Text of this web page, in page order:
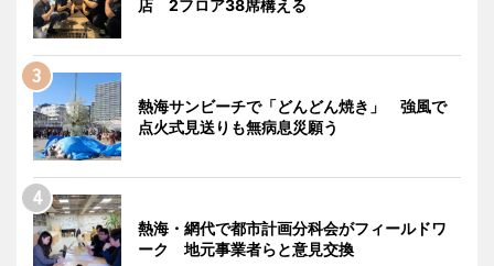
店 2フロア38席構える
熱海サンビーチで「どんどん焼き」 強風で
点火式見送りも無病息災願う
熱海・網代で都市計画分科会がフィールドワ
ーク 地元事業者らと意見交換